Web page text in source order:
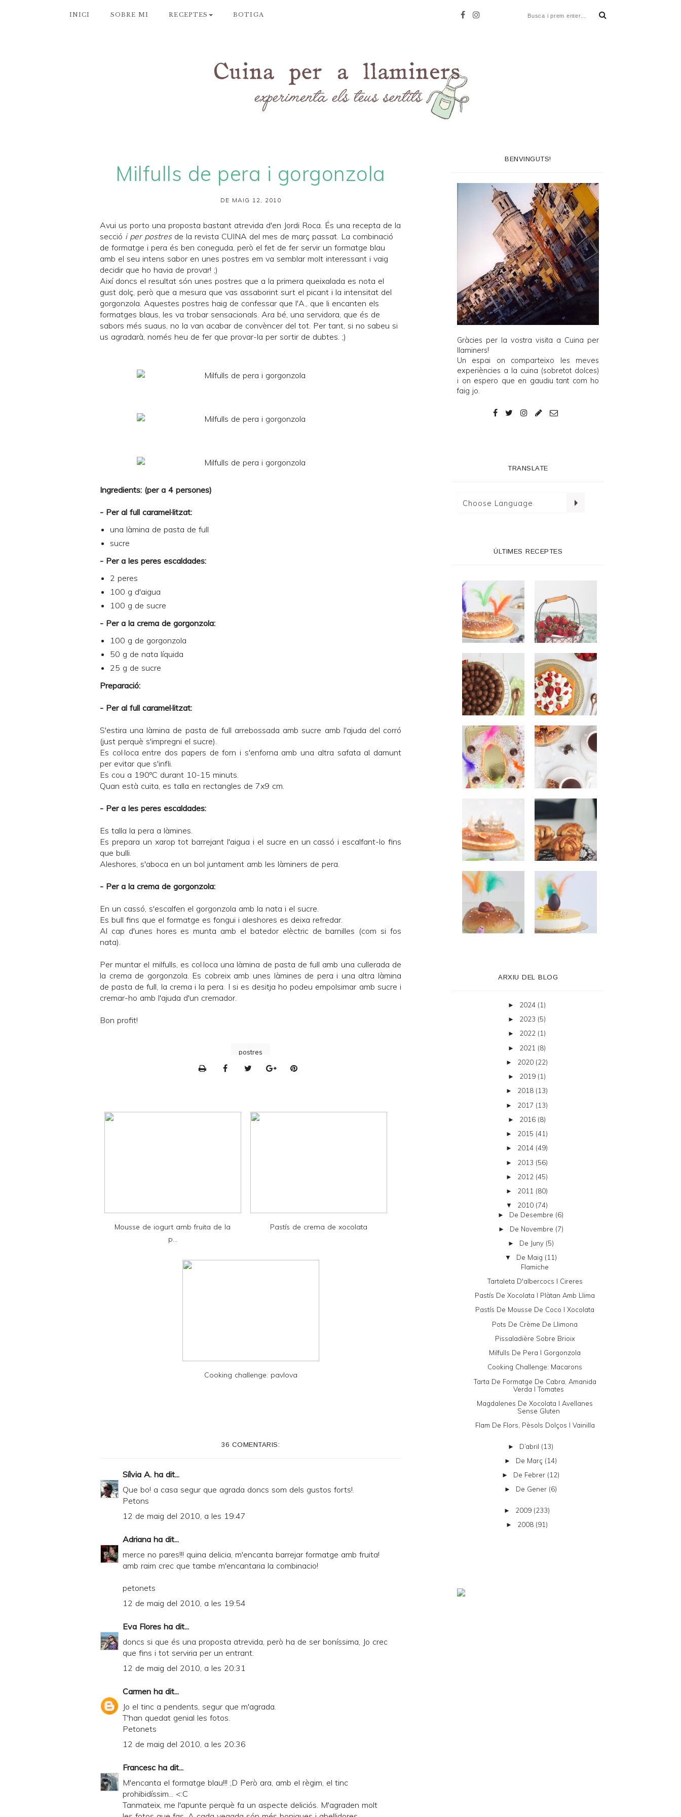
INICI SOBRE MI RECEPTES BOTIGA
Milfulls de pera i gorgonzola
DE MAIG 12, 2010
Avui us porto una proposta bastant atrevida d'en Jordi Roca. És una recepta de la
secció i per postres de la revista CUINA del mes de març passat. La combinació
de formatge i pera és ben coneguda, però el fet de fer servir un formatge blau
amb el seu intens sabor en unes postres em va semblar molt interessant i vaig
decidir que ho havia de provar! ;)
Així doncs el resultat són unes postres que a la primera queixalada es nota el
gust dolç, però que a mesura que vas assaborint surt el picant i la intensitat del
gorgonzola. Aquestes postres haig de confessar que l'A., que li encanten els
formatges blaus, les va trobar sensacionals. Ara bé, una servidora, que és de
sabors més suaus, no la van acabar de convèncer del tot. Per tant, si no sabeu si
us agradarà, només heu de fer que provar-la per sortir de dubtes. ;)
Ingredients: (per a 4 persones)
- Per al full caramel·litzat:
una làmina de pasta de full
sucre
- Per a les peres escaldades:
2 peres
100 g d'aigua
100 g de sucre
- Per a la crema de gorgonzola:
100 g de gorgonzola
50 g de nata líquida
25 g de sucre
Preparació:
- Per al full caramel·litzat:
S'estira una làmina de pasta de full arrebossada amb sucre amb l'ajuda del corró
(just perquè s'impregni el sucre).
Es col·loca entre dos papers de forn i s'enforna amb una altra safata al damunt
per evitar que s'infli.
Es cou a 190ºC durant 10-15 minuts.
Quan està cuita, es talla en rectangles de 7x9 cm.
- Per a les peres escaldades:
Es talla la pera a làmines.
Es prepara un xarop tot barrejant l'aigua i el sucre en un cassó i escalfant-lo fins
que bulli.
Aleshores, s'aboca en un bol juntament amb les làminers de pera.
- Per a la crema de gorgonzola:
En un cassó, s'escalfen el gorgonzola amb la nata i el sucre.
Es bull fins que el formatge es fongui i aleshores es deixa refredar.
Al cap d'unes hores es munta amb el batedor elèctric de barnilles (com si fos
nata).
Per muntar el milfulls, es col·loca una làmina de pasta de full amb una cullerada de
la crema de gorgonzola. Es cobreix amb unes làmines de pera i una altra làmina
de pasta de full, la crema i la pera. I si es desitja ho podeu empolsimar amb sucre i
cremar-ho amb l'ajuda d'un cremador.
Bon profit!
postres
n
F
Mousse de iogurt amb fruita de la
p...
Pastís de crema de xocolata
Cooking challenge: pavlova
36 COMENTARIS:
Sílvia A. ha dit...
Que bo! a casa segur que agrada doncs som dels gustos forts!.
Petons
12 de maig del 2010, a les 19:47
Adriana ha dit...
merce no pares!!! quina delicia, m'encanta barrejar formatge amb fruita!
amb raim crec que tambe m'encantaria la combinacio!
petonets
12 de maig del 2010, a les 19:54
Eva Flores ha dit...
doncs si que és una proposta atrevida, però ha de ser boníssima, Jo crec
que fins i tot serviria per un entrant.
12 de maig del 2010, a les 20:31
Carmen ha dit...
Jo el tinc a pendents, segur que m'agrada.
T'han quedat genial les fotos.
Petonets
12 de maig del 2010, a les 20:36
Francesc ha dit...
M'encanta el formatge blau!!! ;D Però ara, amb el règim, el tinc
prohibidíssim... <:C
Tanmateix, me l'apunte perquè fa un aspecte deliciós. M'agraden molt
BENVINGUTS!
Gràcies per la vostra visita a Cuina per
llaminers!
Un espai on comparteixo les meves
experiències a la cuina (sobretot dolces)
i on espero que en gaudiu tant com ho
faig jo.
TRANSLATE
ÚLTIMES RECEPTES
ARXIU DEL BLOG
► 2024 (1)
► 2023 (5)
► 2022 (1)
► 2021 (8)
► 2020 (22)
► 2019 (1)
► 2018 (13)
► 2017 (13)
► 2016 (8)
► 2015 (41)
► 2014 (49)
► 2013 (56)
► 2012 (45)
► 2011 (80)
▼ 2010 (74)
► De Desembre (6)
► De Novembre (7)
► De Juny (5)
▼ De Maig (11)
Flamiche
Tartaleta D'albercocs I Cireres
Pastís De Xocolata I Plàtan Amb Llima
Pastís De Mousse De Coco I Xocolata
Pots De Crème De Llimona
Pissaladière Sobre Brioix
Milfulls De Pera I Gorgonzola
Cooking Challenge: Macarons
Tarta De Formatge De Cabra, Amanida
Verda I Tomates
Magdalenes De Xocolata I Avellanes
Sense Gluten
Flam De Flors, Pèsols Dolços I Vainilla
► D’abril (13)
► De Març (14)
► De Febrer (12)
► De Gener (6)
► 2009 (233)
► 2008 (91)